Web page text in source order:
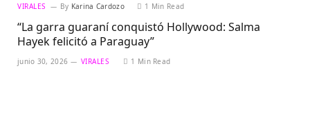
VIRALES By Karina Cardozo 1 Min Read
“La garra guaraní conquistó Hollywood: Salma
Hayek felicitó a Paraguay”
junio 30, 2026 VIRALES 1 Min Read